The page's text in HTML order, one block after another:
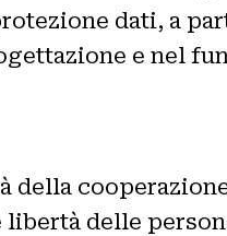
dati, a
e nel
delle